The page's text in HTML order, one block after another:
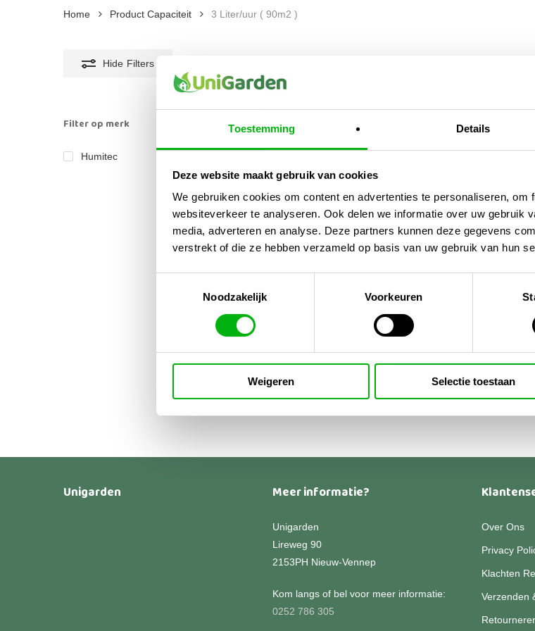
Toestemming Details
Deze website maakt gebruik van cookies
We gebruiken cookies om content en advertenties te personaliseren,
websiteverkeer te analyseren. Ook delen we informatie over uw gebruik
media, adverteren en analyse. Deze partners kunnen deze gegevens
verstrekt of die ze hebben verzameld op basis van uw gebruik van hun
Noodzakelijk
Voorkeuren
Weigeren Selectie toestaan
Home Product Capaciteit 3 Liter/uur ( 90m2 )
Hide Filters
Filter op merk
Humitec
Luchtbevochtiger
€342,50-
€519,95Prijsklasse:
tot
€519,95
Dit
heeft
meerdere
kan
Unigarden Meer informatie?
Unigarden
Lireweg 90
2153PH Nieuw-Vennep
Kom langs of bel voor meer informatie:
0252 786 305
Over Ons
Privacy
Klachten
Verzenden